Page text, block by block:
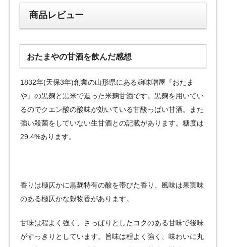
商品レビュー
おたまやの甘酒を飲んだ感想
1832年(天保3年)創業の山形県にある麹味噌屋『おたま
や』の黒麹と黒米で造った米麹甘酒です。黒麹を用いてい
るのでクエン酸の酸味が効いている甘酸っぱい甘酒。また
強い殺菌をしていない生甘酒との記載があります。糖度は
29.4%あります。
香りは極仄かに黒麹特有の酸を帯びた香り、風味は果実味
のある極仄かな穀物香があります。
甘味は程よく強く、さっぱりとしたコクのある甘味で後味
がすっきりとしています。旨味は程よく強く、味わいに丸